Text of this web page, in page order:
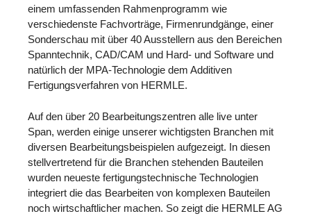
einem umfassenden Rahmenprogramm wie
verschiedenste Fachvorträge, Firmenrundgänge, einer
Sonderschau mit über 40 Ausstellern aus den Bereichen
Spanntechnik, CAD/CAM und Hard- und Software und
natürlich der MPA-Technologie dem Additiven
Fertigungsverfahren von HERMLE.
Auf den über 20 Bearbeitungszentren alle live unter
Span, werden einige unserer wichtigsten Branchen mit
diversen Bearbeitungsbeispielen aufgezeigt. In diesen
stellvertretend für die Branchen stehenden Bauteilen
wurden neueste fertigungstechnische Technologien
integriert die das Bearbeiten von komplexen Bauteilen
noch wirtschaftlicher machen. So zeigt die HERMLE AG